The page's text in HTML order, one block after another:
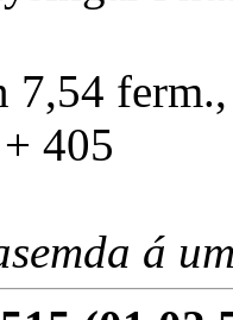
405
á